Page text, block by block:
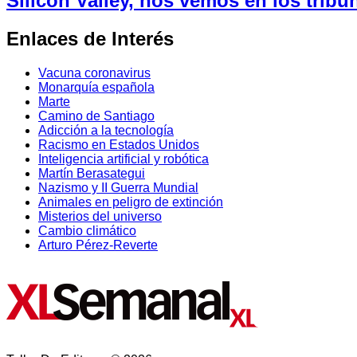
Enlaces de Interés
Vacuna coronavirus
Monarquía española
Marte
Camino de Santiago
Adicción a la tecnología
Racismo en Estados Unidos
Inteligencia artificial y robótica
Martín Berasategui
Nazismo y II Guerra Mundial
Animales en peligro de extinción
Misterios del universo
Cambio climático
Arturo Pérez-Reverte